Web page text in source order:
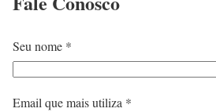
Seu nome *
Email que mais utiliza *